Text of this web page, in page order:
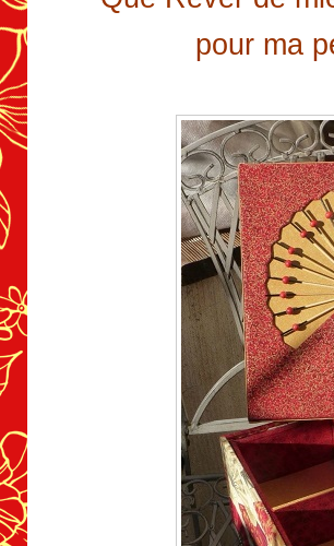
pour ma